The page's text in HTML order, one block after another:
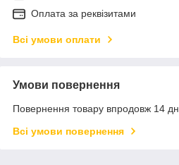
Оплата за реквізитами
Всі умови оплати
Умови повернення
Повернення товару впродовж 14
Всі умови повернення